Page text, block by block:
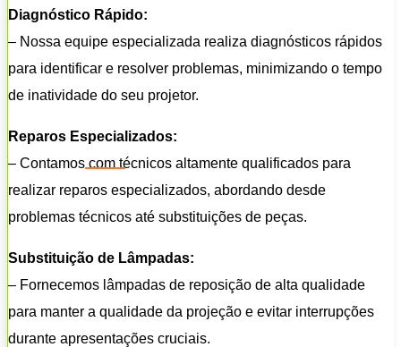
Diagnóstico Rápido:
– Nossa equipe especializada realiza diagnósticos rápidos
para identificar e resolver problemas, minimizando o tempo
de inatividade do seu projetor.
Reparos Especializados:
– Contamos com técnicos altamente qualificados para
realizar reparos especializados, abordando desde
problemas técnicos até substituições de peças.
Substituição de Lâmpadas:
– Fornecemos lâmpadas de reposição de alta qualidade
para manter a qualidade da projeção e evitar interrupções
durante apresentações cruciais.